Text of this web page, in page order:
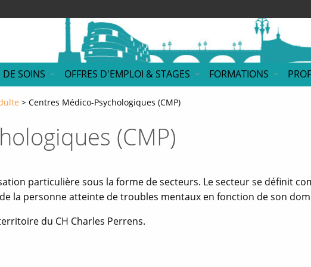
DE SOINS OFFRES D'EMPLOI & STAGES FORMATIONS
Centres Médico-Psychologiques (CMP)
(CMP)
particulière sous la forme de secteurs. Le secteur se définit
la personne atteinte de troubles mentaux en fonction de son
du CH Charles Perrens.